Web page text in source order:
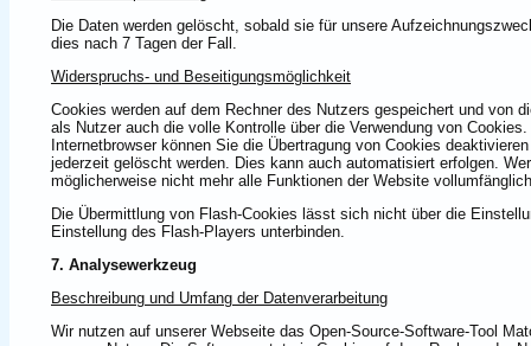
Die Daten werden gelöscht, sobald sie für unsere
dies nach 7 Tagen der Fall.
Widerspruchs- und Beseitigungsmöglichkeit
Cookies werden auf dem Rechner des Nutzers gespeichert und von
als Nutzer auch die volle Kontrolle über die Verwendung von
Internetbrowser können Sie die Übertragung von Cookies
jederzeit gelöscht werden. Dies kann auch automatisiert erfolgen.
möglicherweise nicht mehr alle Funktionen der Website
Die Übermittlung von Flash-Cookies lässt sich nicht über die
Einstellung des Flash-Players unterbinden.
7. Analysewerkzeug
Beschreibung und Umfang der Datenverarbeitung
Wir nutzen auf unserer Webseite das Open-Source-Software-Tool